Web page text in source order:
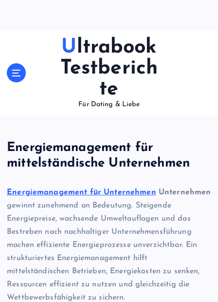
Ultrabook
Testberich
te
Für Dating & Liebe
Energiemanagement für
mittelständische Unternehmen
Energiemanagement für Unternehmen Unternehmen
gewinnt zunehmend an Bedeutung. Steigende
Energiepreise, wachsende Umweltauflagen und das
Bestreben nach nachhaltiger Unternehmensführung
machen effiziente Energieprozesse unverzichtbar. Ein
strukturiertes Energiemanagement hilft
mittelständischen Betrieben, Energiekosten zu senken,
Ressourcen effizient zu nutzen und gleichzeitig die
Wettbewerbsfähigkeit zu sichern.